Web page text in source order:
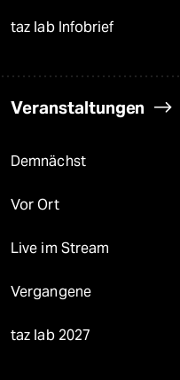
taz lab Infobrief
Veranstaltungen
Demnächst
Vor Ort
Live im Stream
Vergangene
taz lab 2027